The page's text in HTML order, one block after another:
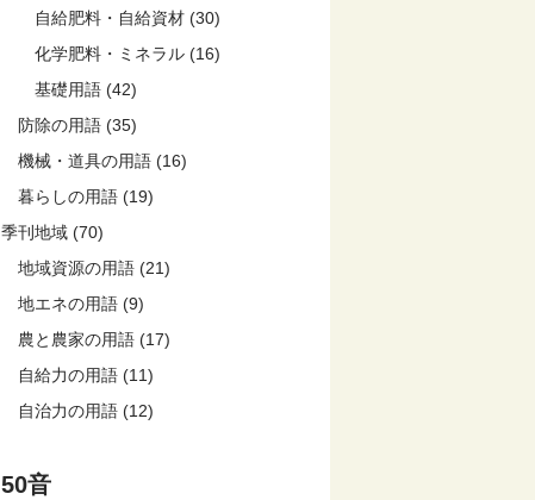
自給肥料・自給資材 (30)
化学肥料・ミネラル (16)
基礎用語 (42)
防除の用語 (35)
機械・道具の用語 (16)
暮らしの用語 (19)
季刊地域 (70)
地域資源の用語 (21)
地エネの用語 (9)
農と農家の用語 (17)
自給力の用語 (11)
自治力の用語 (12)
50音